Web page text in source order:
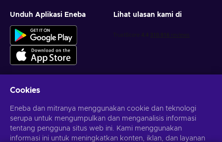
Unduh Aplikasi Eneba Lihat ulasan kami di
Berlangganan
Kamu dapat berhenti berlangganan kapan saja. Kunjungi
Cookies
Eneba dan mitranya menggunakan cookie dan teknologi
serupa untuk mengumpulkan dan menganalisis informasi
tentang pengguna situs web ini. Kami menggunakan
informasi ini untuk meningkatkan konten, iklan, dan layanan